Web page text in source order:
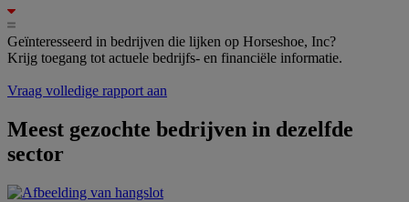
Geïnteresseerd in bedrijven die lijken op Horseshoe, Inc?
Krijg toegang tot actuele bedrijfs- en financiële informatie.
Vraag volledige rapport aan
Meest gezochte bedrijven in dezelfde
sector